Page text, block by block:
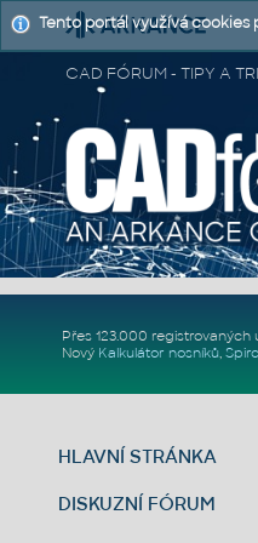
CAD FÓRUM - TIPY A
Přes 123.000 registrovaných
Nový Kalkulátor nosníků,
HLAVNÍ STRÁNKA
DISKUZNÍ FÓRUM
Tento portál využívá cookies